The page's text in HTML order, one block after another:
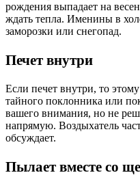
рождения выпадает на
ждать тепла. Именины в
заморозки или снегопад.
Печет внутри
Если печет внутри, то
тайного поклонника или
вашего внимания, но не
напрямую. Воздыхатель
обсуждает.
Пылает вместе со